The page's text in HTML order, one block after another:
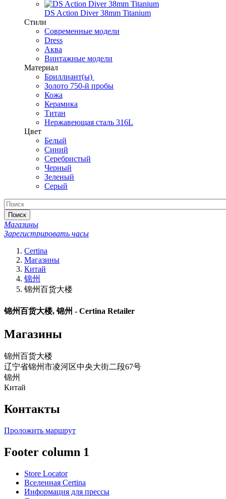
DS Action Diver 38mm Titanium
Стили
Современные модели
Dress
Аква
Винтажные модели
Материал
Бриллиант(ы)
Золото 750-й пробы
Кожа
Керамика
Титан
Нержавеющая сталь 316L
Цвет
Белый
Синий
Серебристый
Черный
Зеленый
Серый
Поиск
Магазины
Зарегистрировать часы
Certina
Магазины
Китай
锦州
锦州百货大楼
锦州百货大楼, 锦州 - Certina Retailer
Магазины
锦州百货大楼
辽宁省锦州市凌河区中央大街二段67号
锦州
Китай
Контакты
Проложить маршрут
Footer column 1
Store Locator
Вселенная Certina
Информация для прессы